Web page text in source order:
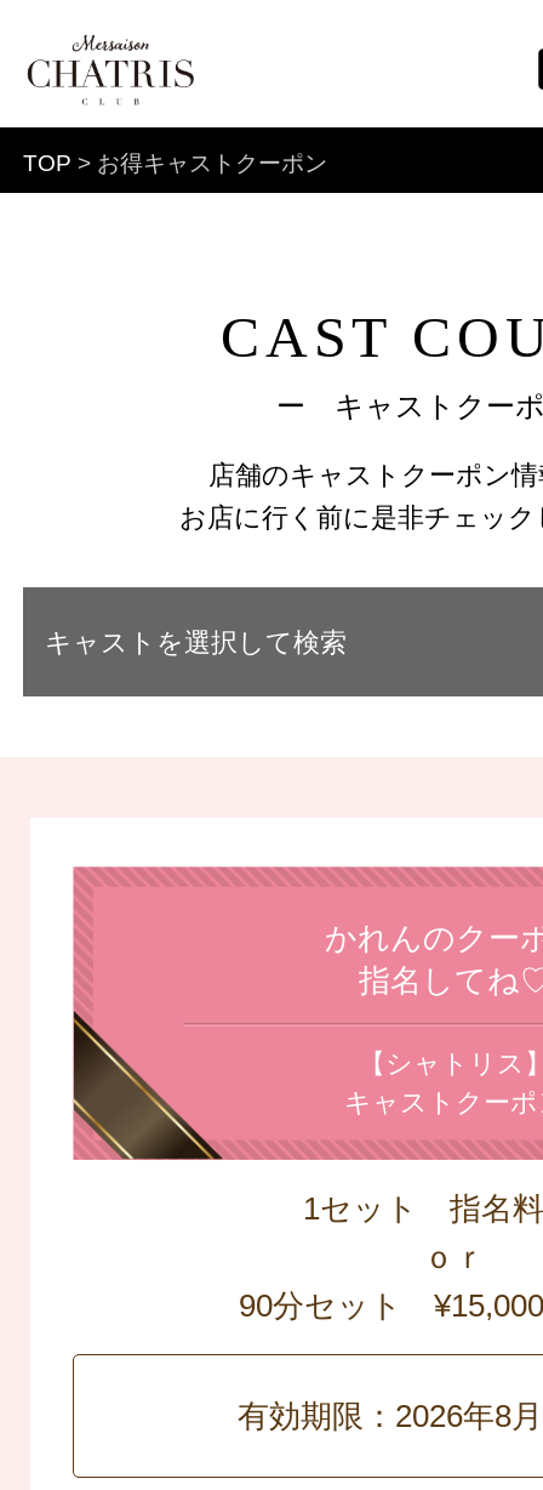
TOP > お得キャストクーポン
CAST
ー キャストクー
店舗のキャストクーポン
お店に行く前に是非チェッ
キャストを選択して検索
かれんのクー
指名してね
【シャトリス
キャストクー
1セット 指名
ｏｒ
90分セット
有効期限：2026年8